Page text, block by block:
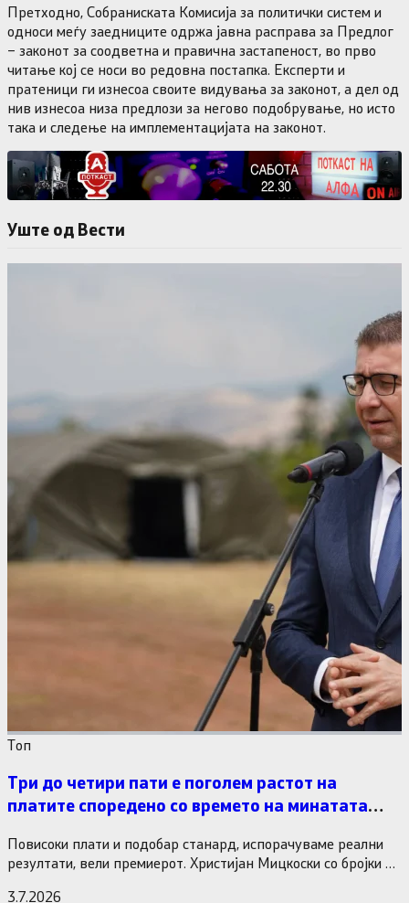
Претходно, Собраниската Комисија за политички систем и
односи меѓу заедниците одржа јавна расправа за Предлог
– законот за соодветна и правична застапеност, во прво
читање кој се носи во редовна постапка. Експерти и
пратеници ги изнесоа своите видувања за законот, а дел од
нив изнесоа низа предлози за негово подобрување, но исто
така и следење на имплементацијата на законот.
Уште од Вести
Tоп
Три до четири пати е поголем растот на
платите споредено со времето на минатата
Повисоки плати и подобар станард, испорачуваме реални
резултати, вели премиерот. Христијан Мицкоски со бројки и
3.7.2026